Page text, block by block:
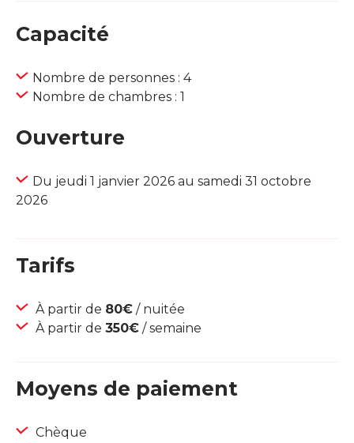
Capacité
Nombre de personnes : 4
Nombre de chambres : 1
Ouverture
Du jeudi 1 janvier 2026 au samedi 31 octobre
2026
Tarifs
À partir de 80€ / nuitée
À partir de 350€ / semaine
Moyens de paiement
Chèque